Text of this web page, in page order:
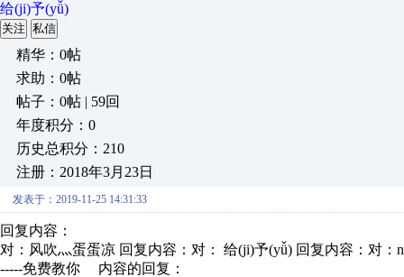
给(ji)予(yǚ)
关注 私信
精华：0帖
求助：0帖
帖子：0帖 | 59回
年度积分：0
历史总积分：210
注册：2018年3月23日
发表于：2019-11-25 14:31:33
回复内容：
对：风吹灬蛋蛋凉 回复内容：对： 给(ji)予(yǚ) 回复内容：对
-----免费教你 内容的回复：